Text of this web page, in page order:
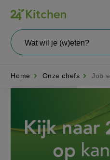
Overslaan
en
naar
de
wil
Home Onze chefs Job